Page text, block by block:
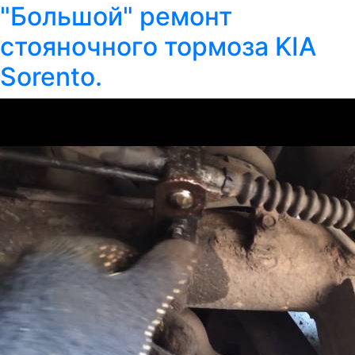
"Большой" ремонт
стояночного тормоза KIA
Sorento.